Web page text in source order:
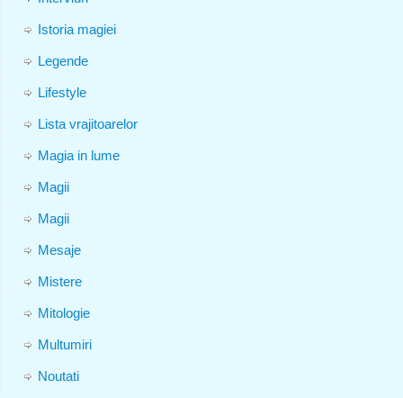
Istoria magiei
Legende
Lifestyle
Lista vrajitoarelor
Magia in lume
Magii
Magii
Mesaje
Mistere
Mitologie
Multumiri
Noutati